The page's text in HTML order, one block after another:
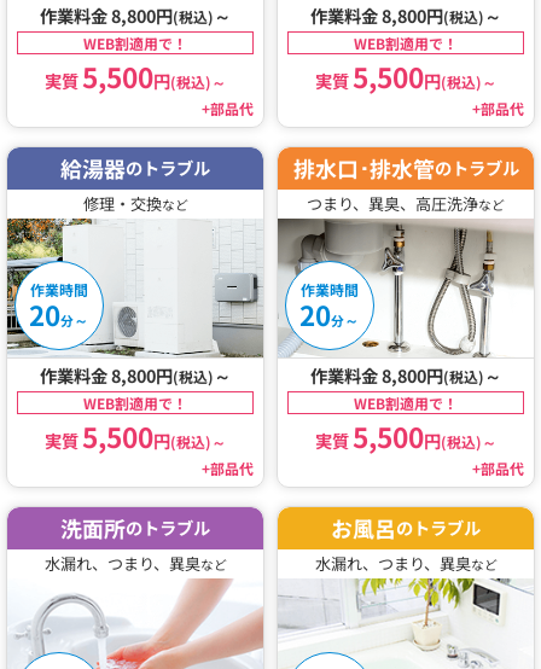
作業料金 8,800円(税込) ～
WEB割適用で！
実質5,500円(税込)～
+部品代
作業料金 8,800円(税込) ～
WEB割適用で！
実質5,500円(税込)～
+部品代
給湯器のトラブル
修理・交換など
作業時間
20分～
作業料金 8,800円(税込) ～
WEB割適用で！
実質5,500円(税込)～
+部品代
排水口･排水管のトラブル
つまり、異臭、高圧洗浄など
作業時間
20分～
作業料金 8,800円(税込) ～
WEB割適用で！
実質5,500円(税込)～
+部品代
洗面所のトラブル
水漏れ、つまり、異臭など
お風呂のトラブル
水漏れ、つまり、異臭など